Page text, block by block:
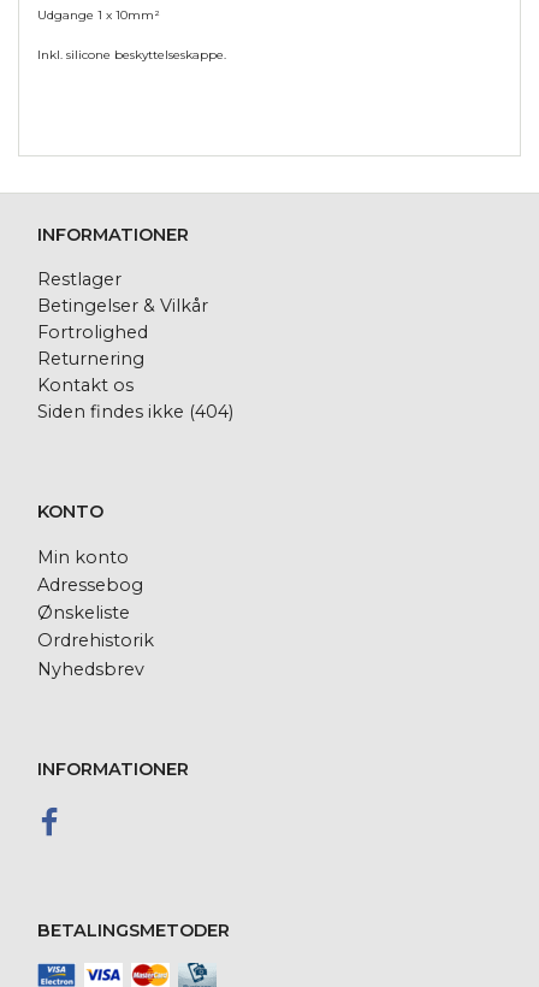
Udgange 1 x 10mm²
Inkl. silicone beskyttelseskappe.
INFORMATIONER
Restlager
Betingelser & Vilkår
Fortrolighed
Returnering
Kontakt os
Siden findes ikke (404)
KONTO
Min konto
Adressebog
Ønskeliste
Ordrehistorik
Nyhedsbrev
INFORMATIONER
BETALINGSMETODER